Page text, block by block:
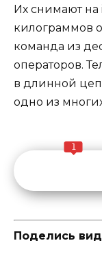
Их снимают
килограммов
команда из
операторов.
в длинной
одно из
1
Поделись